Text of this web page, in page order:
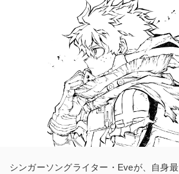
シンガーソングライター・Eveが、自身